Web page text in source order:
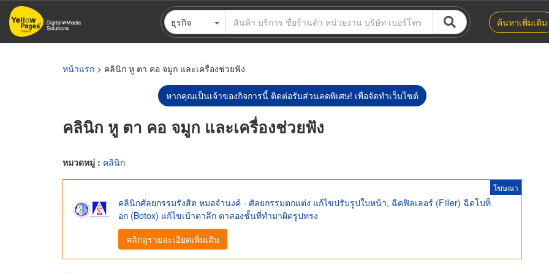
ข้าม
ไป
ธุรกิจ ค้นหาเพิ่มเติม
หน้าแรก > คลินิก หู ตา คอ จมูก และเครื่องช่วยฟัง
หากคุณเป็นเจ้าของกิจการนี้ ติดต่อรับส่วนลดพิเศษ! เพื่อจัดทำเว็บไซต์
คลินิก หู ตา คอ จมูก และเครื่องช่วยฟัง
หมวดหมู่ : คลินิก
โฆษณา
คลินิกศัลยกรรมรังสิต หมอจำนงค์ - ศัลยกรรมตกแต่ง แก้ไขปรับรูปใบหน้า, ฉีดฟิลเลอร์ (Filler) ฉีดโบท็
อก (Botox) แก้ไขเบ้าตาลึก ตาสองชั้นที่ทำมาผิดรูปทรง
คลิกดูรายละเอียดเพิ่มเติม